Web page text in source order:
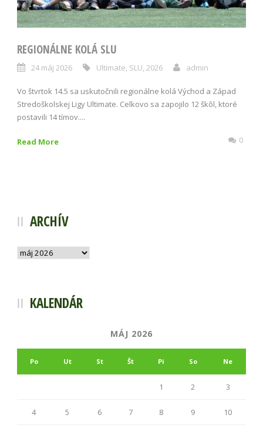
REGIONÁLNE KOLÁ SLU
24 máj 2026 Ultimate, SLU, 2026 admin
Vo štvrtok 14.5 sa uskutočnili regionálne kolá Východ a Západ
Stredoškolskej Ligy Ultimate. Celkovo sa zapojilo 12 škôl, ktoré
postavili 14 tímov....
Read More 0
ARCHÍV
Archív
KALENDÁR
MÁJ 2026
Po Ut St Št Pi So Ne
1 2 3
4 5 6 7 8 9 10